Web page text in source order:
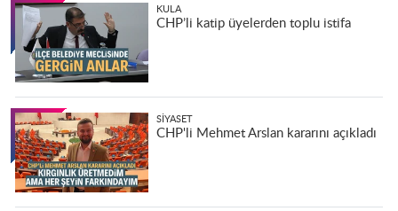
KULA
CHP’li katip üyelerden toplu istifa
SIYASET
CHP'li Mehmet Arslan kararını açıkladı